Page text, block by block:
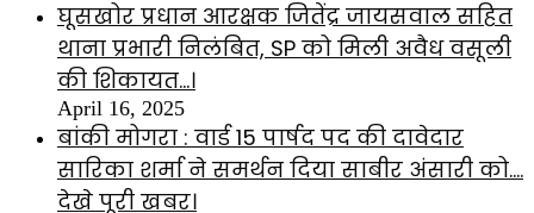
घूसखोर प्रधान आरक्षक जितेंद्र जायसवाल सहित
थाना प्रभारी निलंबित, SP को मिली अवैध वसूली
की शिकायत…।
April 16, 2025
बांकी मोगरा : वार्ड 15 पार्षद पद की दावेदार
सारिका शर्मा ने समर्थन दिया साबीर अंसारी को….
देखे पूरी खबर।